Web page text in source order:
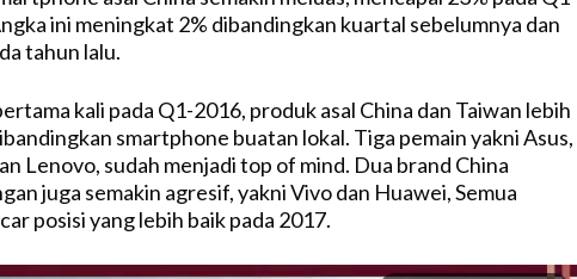
ini meningkat 2% dibandingkan kuartal sebelumnya dan
tahun lalu.
kali pada Q1-2016, produk asal China dan Taiwan lebih
smartphone buatan lokal. Tiga pemain yakni Asus,
Lenovo, sudah menjadi top of mind. Dua brand China
juga semakin agresif, yakni Vivo dan Huawei, Semua
posisi yang lebih baik pada 2017.